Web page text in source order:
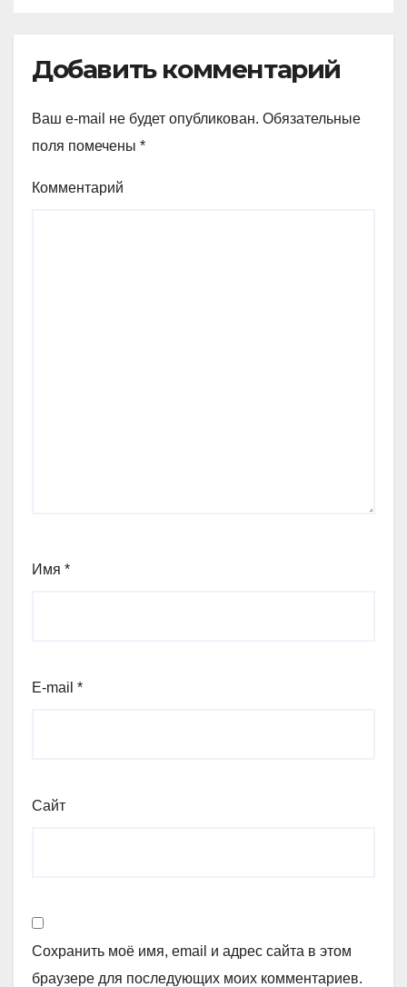
Добавить комментарий
Ваш e-mail не будет опубликован. Обязательные
поля помечены *
Комментарий
Имя *
E-mail *
Сайт
Сохранить моё имя, email и адрес сайта в этом
браузере для последующих моих комментариев.